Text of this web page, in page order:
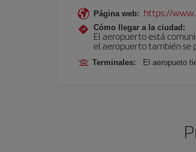
Página web: https://
Cómo llegar a la ciudad:
El aeropuerto está
el aeropuerto también se
Terminales: El aeropueto